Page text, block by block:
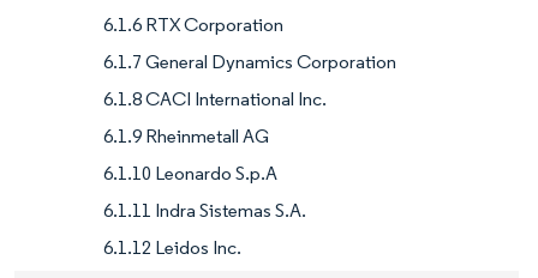
6.1.6 RTX Corporation
6.1.7 General Dynamics Corporation
6.1.8 CACI International Inc.
6.1.9 Rheinmetall AG
6.1.10 Leonardo S.p.A
6.1.11 Indra Sistemas S.A.
6.1.12 Leidos Inc.